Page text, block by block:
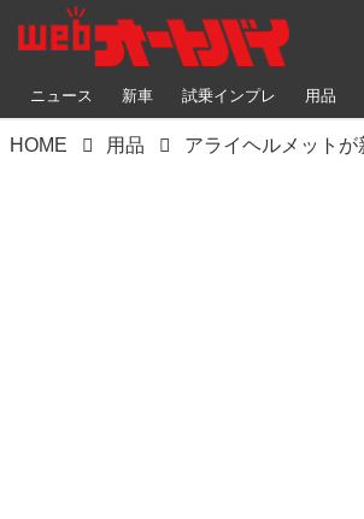
ニュース 新車 試乗インプレ 用品
HOME 用品